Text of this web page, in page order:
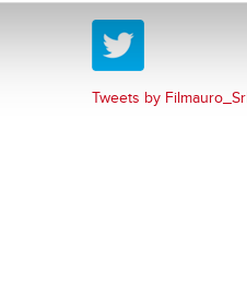
Tweets by Filmauro_Srl